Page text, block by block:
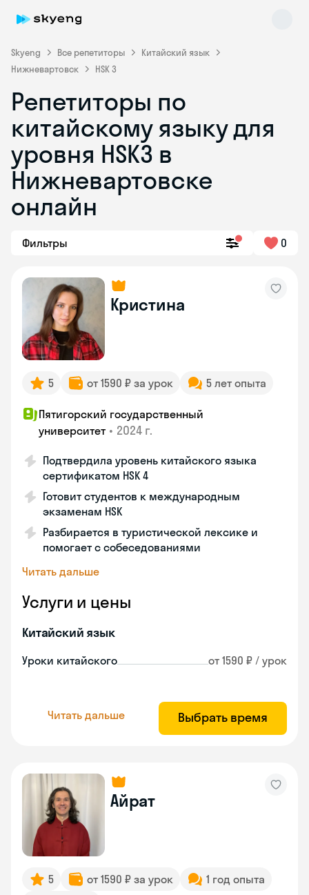
Skyeng Все репетиторы
Китайский язык
Нижневартовск
HSK 3
Репетиторы по
китайскому языку для
уровня HSK3 в
Нижневартовске
онлайн
Фильтры 0
Кристина
5 от 1590 ₽ за урок 5 лет опыта
Пятигорский государственный
университет • 2024 г.
Подтвердила уровень китайского языка
сертификатом HSK 4
Готовит студентов к международным
экзаменам HSK
Разбирается в туристической лексике и
помогает с собеседованиями
Читать дальше
Услуги и цены
Китайский язык
Уроки китайского от 1590 ₽ / урок
Читать дальше Выбрать время
Айрат
5 от 1590 ₽ за урок
1 год опыта
Skyeng Chat